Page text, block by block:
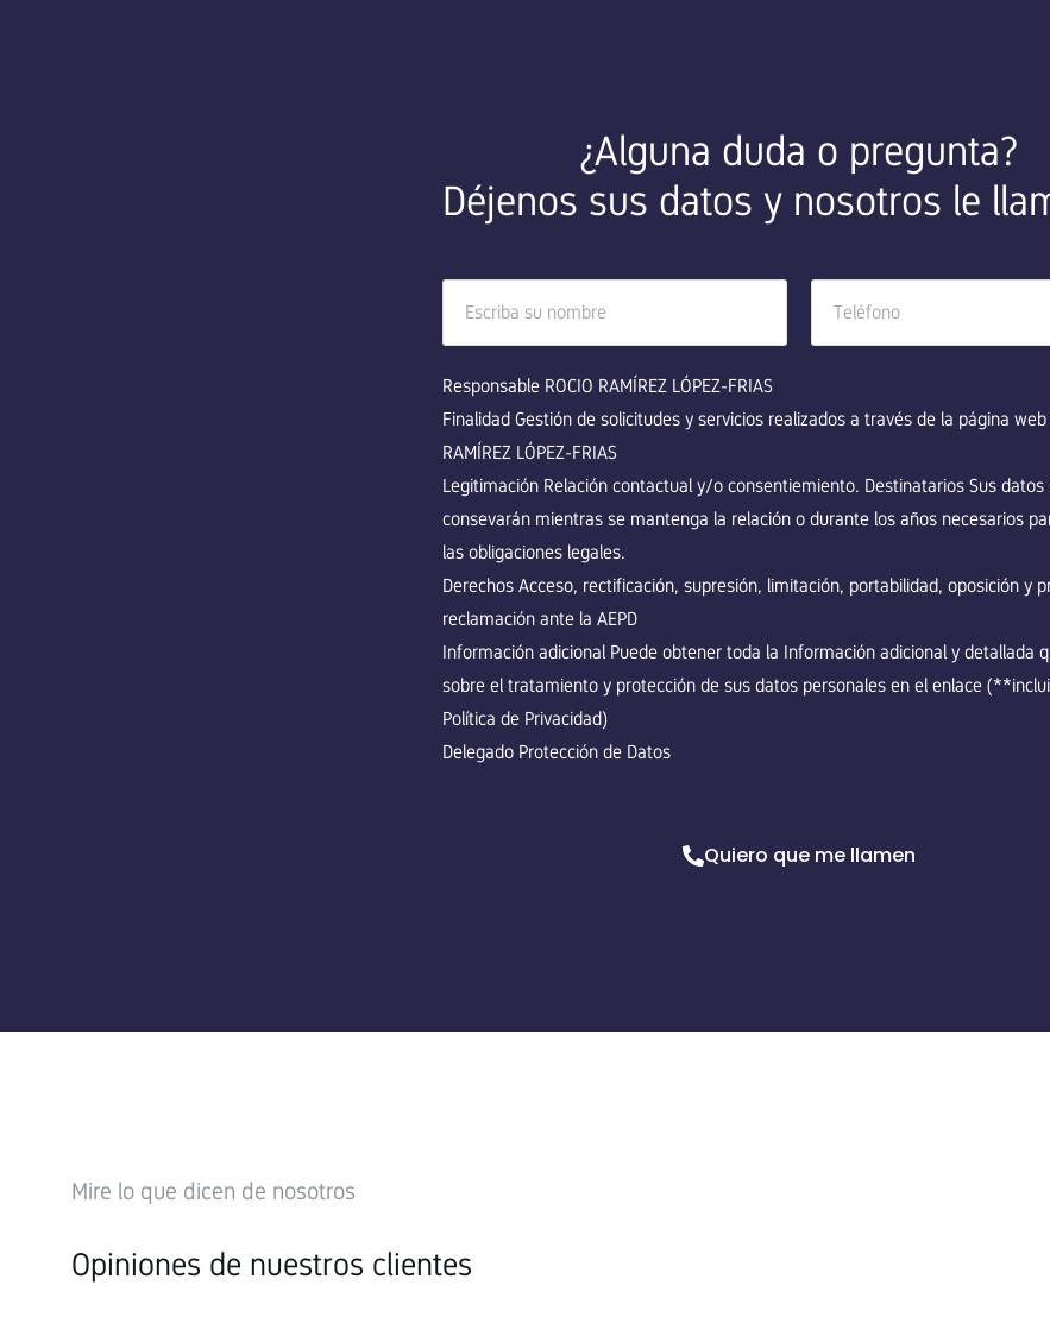
¿Alguna duda o pregunta?
Déjenos sus datos y nosotros le
Responsable ROCIO RAMÍREZ LÓPEZ-FRIAS
Finalidad Gestión de solicitudes y servicios realizados a través de la página web
RAMÍREZ LÓPEZ-FRIAS
Legitimación Relación contactual y/o consentiemiento. Destinatarios Sus datos
consevarán mientras se mantenga la relación o durante los años necesarios
las obligaciones legales.
Derechos Acceso, rectificación, supresión, limitación, portabilidad, oposición y
reclamación ante la AEPD
Información adicional Puede obtener toda la Información adicional y detallada
sobre el tratamiento y protección de sus datos personales en el enlace
Política de Privacidad)
Delegado Protección de Datos
Quiero que me llamen
Mire lo que dicen de nosotros
Opiniones de nuestros clientes